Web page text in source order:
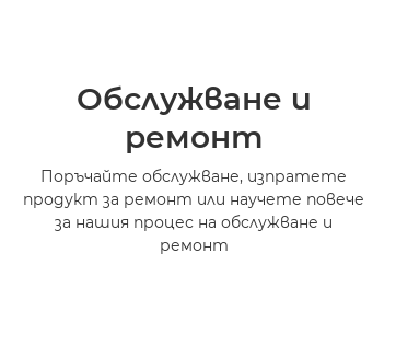
Обслужване и
ремонт
Поръчайте обслужване, изпратете
продукт за ремонт или научете повече
за нашия процес на обслужване и
ремонт